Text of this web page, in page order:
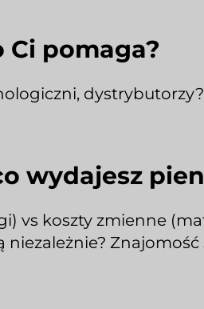
pomaga?
wydajesz
vs koszty zmienne